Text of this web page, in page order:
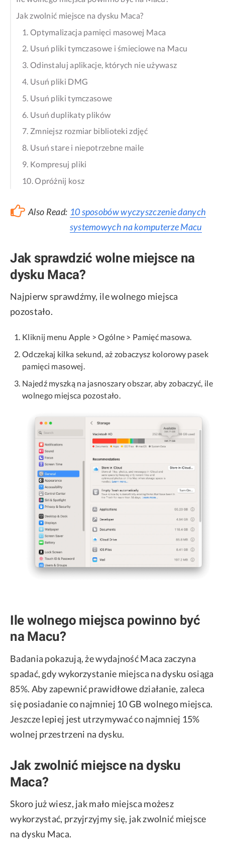
Jak zwolnić miejsce na dysku Maca?
1. Optymalizacja pamięci masowej Maca
2. Usuń pliki tymczasowe i śmieciowe na Macu
3. Odinstaluj aplikacje, których nie używasz
4. Usuń pliki DMG
5. Usuń pliki tymczasowe
6. Usuń duplikaty plików
7. Zmniejsz rozmiar biblioteki zdjęć
8. Usuń stare i niepotrzebne maile
9. Kompresuj pliki
10. Opróżnij kosz
Also Read: 10 sposobów wyczyszczenie danych
systemowych na komputerze Macu
Jak sprawdzić wolne miejsce na
dysku Maca?
Najpierw sprawdźmy, ile wolnego miejsca
pozostało.
Kliknij menu Apple > Ogólne > Pamięć masowa.
Odczekaj kilka sekund, aż zobaczysz kolorowy pasek
pamięci masowej.
Najedź myszką na jasnoszary obszar, aby zobaczyć, ile
wolnego miejsca pozostało.
Ile wolnego miejsca powinno być
na Macu?
Badania pokazują, że wydajność Maca zaczyna
spadać, gdy wykorzystanie miejsca na dysku osiąga
85%. Aby zapewnić prawidłowe działanie, zaleca
się posiadanie co najmniej 10 GB wolnego miejsca.
Jeszcze lepiej jest utrzymywać co najmniej 15%
wolnej przestrzeni na dysku.
Jak zwolnić miejsce na dysku
Maca?
Skoro już wiesz, jak mało miejsca możesz
wykorzystać, przyjrzyjmy się, jak zwolnić miejsce
na dysku Maca.